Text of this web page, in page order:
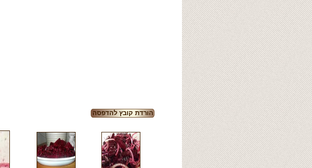
הורדת קובץ להדפסה